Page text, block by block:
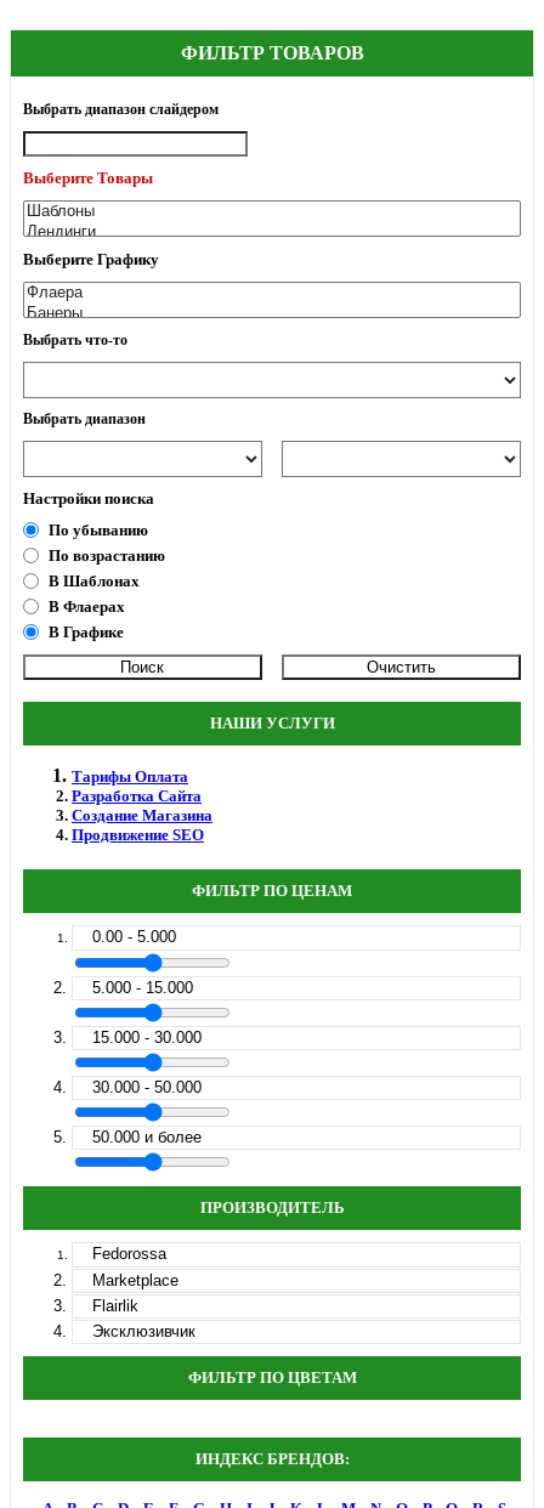
ФИЛЬТР ТОВАРОВ
Выбрать диапазон слайдером
Выберите Товары
Выберите Графику
Выбрать что-то
Выбрать диапазон
Настройки поиска
По убыванию
По возрастанию
В Шаблонах
В Флаерах
В Графике
НАШИ УСЛУГИ
Тарифы Оплата
Разработка Сайта
Создание Магазина
Продвижение SEO
ФИЛЬТР ПО ЦЕНАМ
0.00 - 5.000
5.000 - 15.000
15.000 - 30.000
30.000 - 50.000
50.000 и более
ПРОИЗВОДИТЕЛЬ
Fedorossa
Marketplace
Flairlik
Эксклюзивчик
ФИЛЬТР ПО ЦВЕТАМ
ИНДЕКС БРЕНДОВ: